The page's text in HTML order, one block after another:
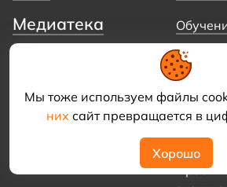
Мы тоже используем файлы
нихсайт превращается в
Хорошо
Медиатека
Об
Основы
техники
Чиллеры.